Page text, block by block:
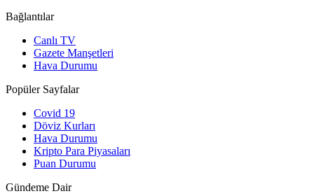
Bağlantılar
Canlı TV
Gazete Manşetleri
Hava Durumu
Popüler Sayfalar
Covid 19
Döviz Kurları
Hava Durumu
Kripto Para Piyasaları
Puan Durumu
Gündeme Dair